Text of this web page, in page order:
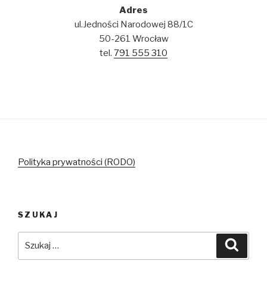
Adres
ul.Jedności Narodowej 88/1C
50-261 Wrocław
tel. 791 555 310
Polityka prywatności (RODO)
SZUKAJ